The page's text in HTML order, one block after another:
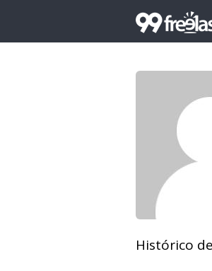
Histórico